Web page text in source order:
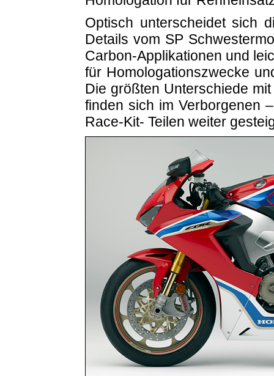
Optisch unterscheidet sich
Details vom SP
Carbon-Applikationen und
für Homologationszwecke
Die größten Unterschiede
finden sich im Verborgenen
Race-Kit- Teilen weiter